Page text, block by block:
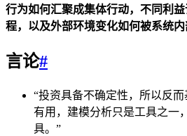
行为如何汇聚成集体行动，不同利
程，以及外部环境变化如何被系统内
言论#
“投资具备不确定性，所以反
有用，建模分析只是工具之一
具。”